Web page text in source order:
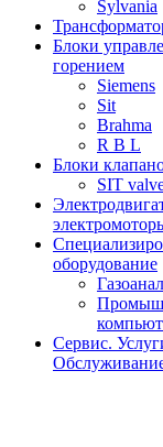
Sylvania
Блоки
горением
Siemens
Sit
Brahma
R B L
Блоки
SIT
оборудование
Сервис.